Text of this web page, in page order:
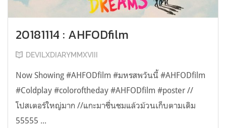
20181114 : AHFODfilm
DEVILXDIARYMMXVIII
Now Showing #AHFODfilm #มหรสพวันนี้ #AHFODfilm
#Coldplay #coloroftheday #AHFODfilm #poster //
โปสเตอร์ใหญ่มาก //แกะมาชื่นชมแล้วม้วนเก็บตามเดิม
55555 ...